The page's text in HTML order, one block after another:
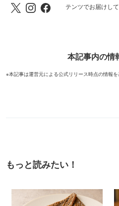
テンツでお届けして
本記事内の情
※本記事は運営元による公式リリース時点の情報を
もっと読みたい！